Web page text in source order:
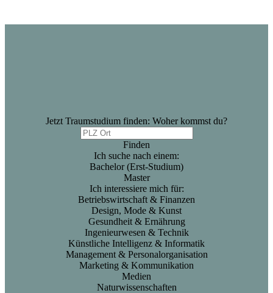
Jetzt Traumstudium finden: Woher kommst du?
Finden
Ich suche nach einem:
Bachelor (Erst-Studium)
Master
Ich interessiere mich für:
Betriebswirtschaft & Finanzen
Design, Mode & Kunst
Gesundheit & Ernährung
Ingenieurwesen & Technik
Künstliche Intelligenz & Informatik
Management & Personalorganisation
Marketing & Kommunikation
Medien
Naturwissenschaften